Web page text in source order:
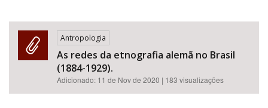
Antropologia
As redes da etnografia alemã no Brasil
(1884-1929).
Adicionado: 11 de Nov de 2020 | 183 visualizações